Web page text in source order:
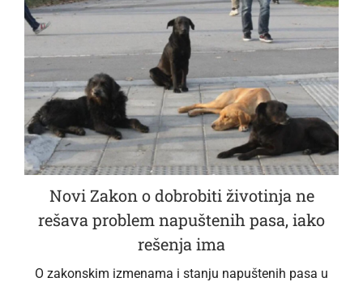
Novi Zakon o dobrobiti životinja ne
rešava problem napuštenih pasa, iako
rešenja ima
O zakonskim izmenama i stanju napuštenih pasa u